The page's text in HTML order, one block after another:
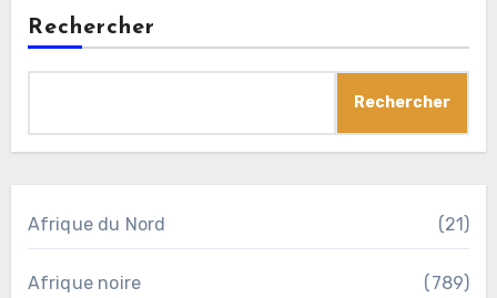
Rechercher
Rechercher
Afrique du Nord (21)
Afrique noire (789)